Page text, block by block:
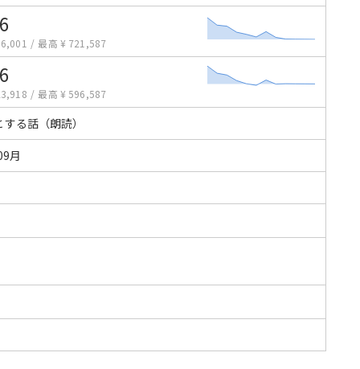
/ 最高 ¥ 721,587
/ 最高 ¥ 596,587
る話（朗読）
月